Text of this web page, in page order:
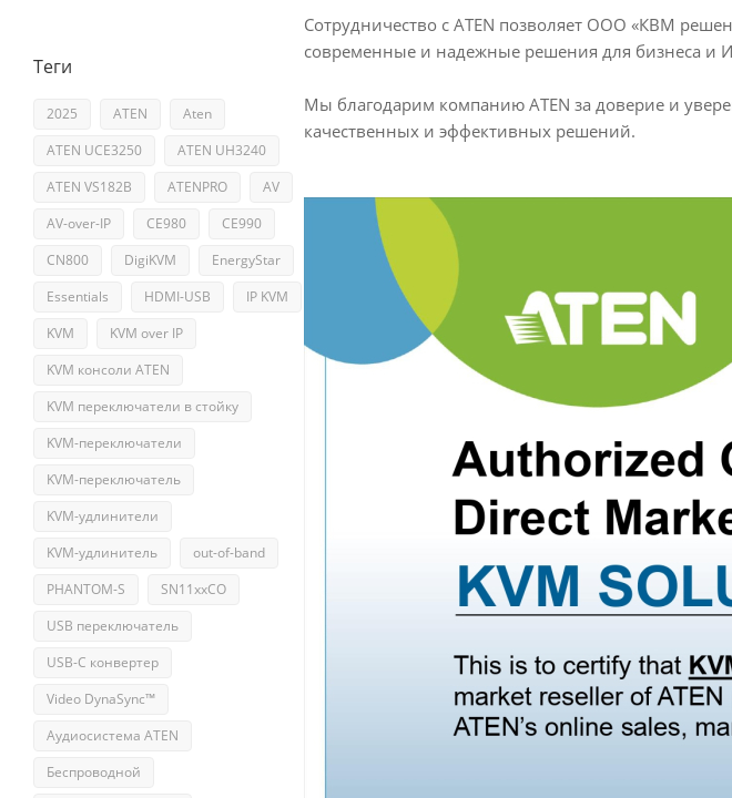
Сотрудничество с ATEN позволяет ООО «КВМ
современные и надежные решения для бизнеса и
Мы благодарим компанию ATEN за доверие и
качественных и эффективных решений.
Теги
2025 ATEN
Aten
ATEN UCE3250
ATEN UH3240
ATEN VS182B
ATENPRO
AV
AV-over-IP
CE980
CE990
CN800
DigiKVM
EnergyStar
Essentials
HDMI-USB
IP KVM
KVM
KVM over IP
KVM консоли ATEN
KVM переключатели в стойку
KVM-переключатели
KVM-переключатель
KVM-удлинители
KVM-удлинитель
out-of-band
PHANTOM-S
SN11xxCO
USB переключатель
USB-С конвертер
Video DynaSync™
Аудиосистема ATEN
Беспроводной